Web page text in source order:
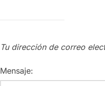
Tu dirección de correo
Mensaje: